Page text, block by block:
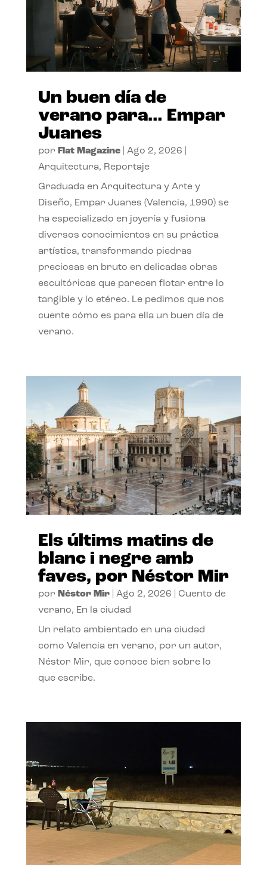
Un buen día de
verano para… Empar
Juanes
por Flat Magazine| Ago 2, 2026
Arquitectura, Reportaje
Graduada en Arquitectura y Arte y
Diseño, Empar Juanes (Valencia, 1990) se
ha especializado en joyería y fusiona
diversos conocimientos en su práctica
artística, transformando piedras
preciosas en bruto en delicadas obras
escultóricas que parecen flotar entre lo
tangible y lo etéreo. Le pedimos que nos
cuente cómo es para ella un buen día de
verano.
Els últims matins de
blanc i negre amb
faves, por Néstor Mir
por Néstor Mir| Ago 2, 2026
Cuento de
verano, En la ciudad
Un relato ambientado en una ciudad
como Valencia en verano, por un autor,
Néstor Mir, que conoce bien sobre lo
que escribe.